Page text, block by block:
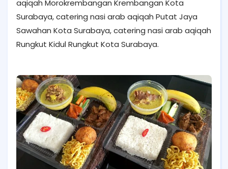
aqiqah Morokrembangan Krembangan Kota
Surabaya, catering nasi arab aqiqah Putat Jaya
Sawahan Kota Surabaya, catering nasi arab aqiqah
Rungkut Kidul Rungkut Kota Surabaya.